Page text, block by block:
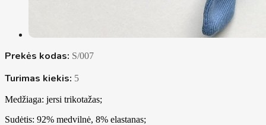
Prekės kodas: S/007
Turimas kiekis: 5
Medžiaga: jersi trikotažas;
Sudėtis: 92% medvilnė, 8% elastanas;